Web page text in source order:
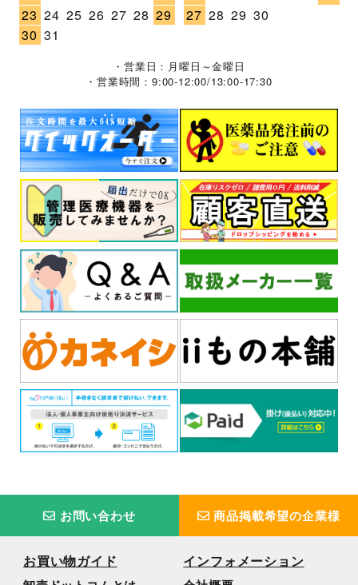
23 24 25 26 27 28 29
30 31
27 28 29 30
・営業日：月曜日～金曜日
・営業時間：9:00-12:00/13:00-17:30
お問い合わせ 商品掲載希望の企業様
お買い物ガイド インフォメーション